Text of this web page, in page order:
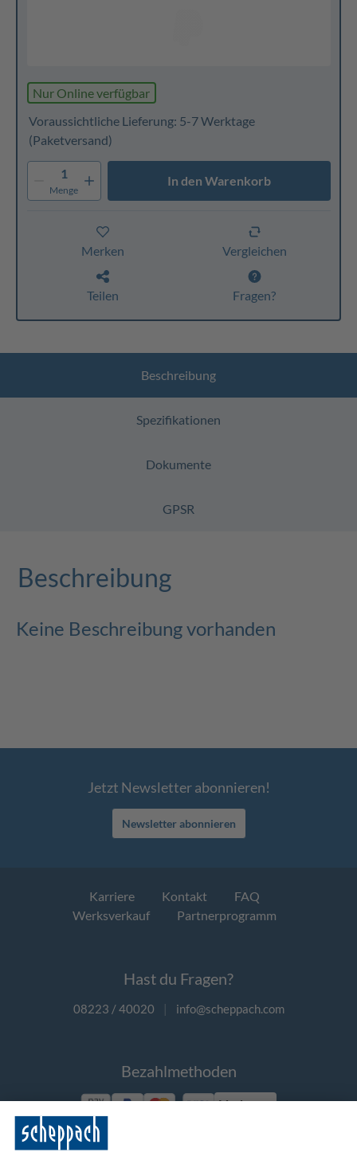
Nur Online verfügbar
Voraussichtliche Lieferung: 5-7 Werktage
(Paketversand)
1
Menge
In den Warenkorb
Merken Vergleichen
Teilen Fragen?
Beschreibung
Spezifikationen
Dokumente
GPSR
Beschreibung
Keine Beschreibung vorhanden
Jetzt Newsletter abonnieren!
Newsletter abonnieren
Karriere Kontakt
FAQ
Werksverkauf
Partnerprogramm
Hast du Fragen?
08223 / 40020 | info@scheppach.com
Bezahlmethoden
Vorkasse